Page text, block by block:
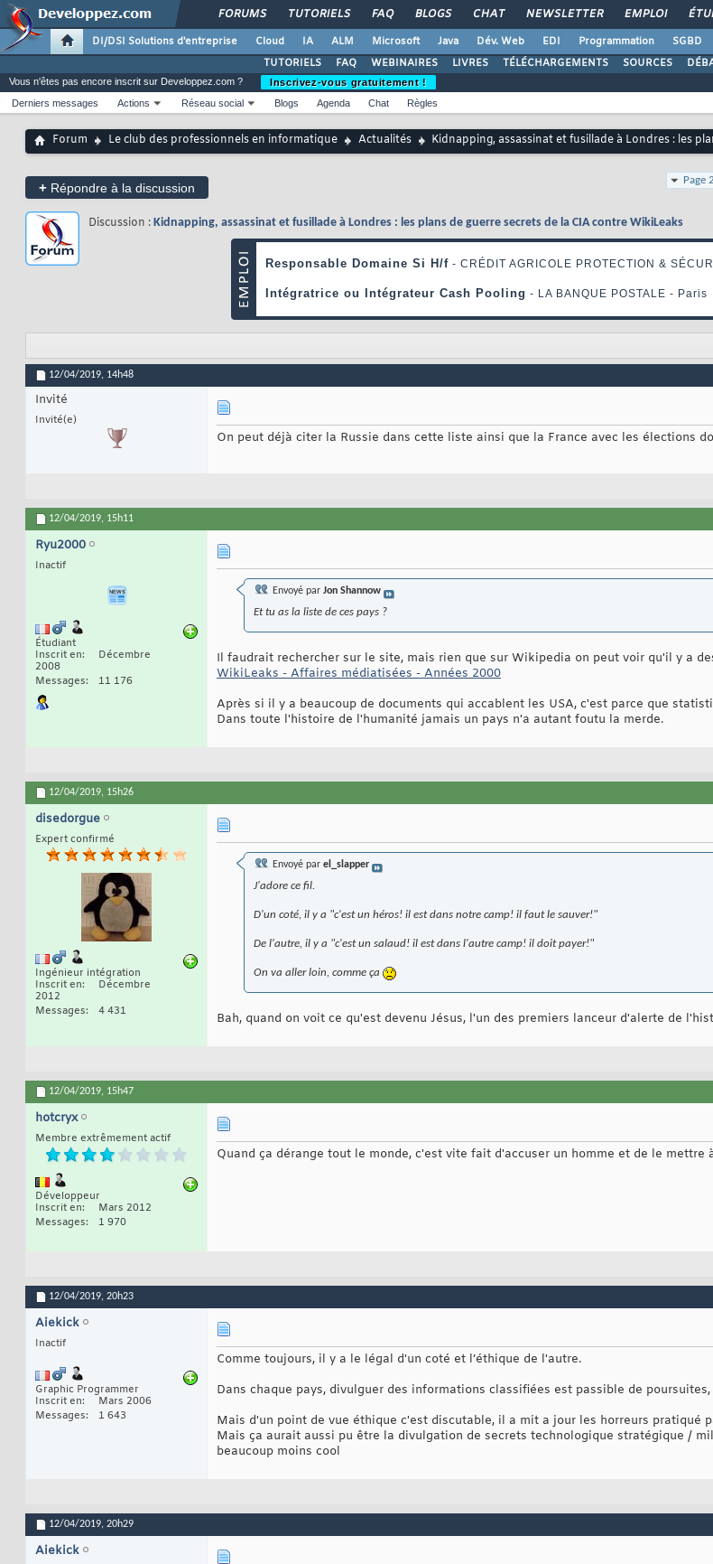
FORUMS TUTORIELS FAQ BLOGS CHAT NEWSLETTER EMPLOI
DI/DSI Solutions d'entreprise Cloud IA ALM Microsoft Java Dév. Web EDI Programmation SGBD
TUTORIELS
FAQ WEBINAIRES LIVRES TÉLÉCHARGEMENTS SOURCES
Vous n'êtes pas encore inscrit sur Developpez.com ?
Inscrivez-vous gratuitement !
Derniers messages
Actions Réseau social Blogs Agenda Chat Règles
Forum Le club des professionnels en informatique Actualités Kidnapping, assassinat et fusillade à Londres : les
+ Répondre à la discussion
Page
Discussion : Kidnapping, assassinat et fusillade à Londres : les plans de guerre secrets de la CIA contre WikiLeaks
12/04/2019, 14h48
Invité
Invité(e)
On peut déjà citer la Russie dans cette liste ainsi que la France avec les élections
12/04/2019, 15h11
Ryu2000
Inactif
Étudiant
Inscrit en
Décembre
2008
Messages
11 176
Envoyé par Jon Shannow
Et tu as la liste de ces pays ?
Il faudrait rechercher sur le site, mais rien que sur Wikipedia on peut voir qu'il y a
WikiLeaks - Affaires médiatisées - Années 2000
Après si il y a beaucoup de documents qui accablent les USA, c'est parce que
Dans toute l'histoire de l'humanité jamais un pays n'a autant foutu la merde.
12/04/2019, 15h26
disedorgue
Expert confirmé
Ingénieur intégration
Inscrit en
Décembre
2012
Messages
4 431
Envoyé par el_slapper
J'adore ce fil.
D'un coté, il y a "c'est un héros! il est dans notre camp! il faut le sauver!"
De l'autre, il y a "c'est un salaud! il est dans l'autre camp! il doit payer!"
On va aller loin, comme ça
Bah, quand on voit ce qu'est devenu Jésus, l'un des premiers lanceur d'alerte de
12/04/2019, 15h47
hotcryx
Membre extrêmement actif
Développeur
Inscrit en
Mars 2012
Messages
1 970
Quand ça dérange tout le monde, c'est vite fait d'accuser un homme et de le mettre
12/04/2019, 20h23
Aiekick
Inactif
Graphic Programmer
Inscrit en
Mars 2006
Messages
1 643
Comme toujours, il y a le légal d'un coté et l’éthique de l'autre.
Dans chaque pays, divulguer des informations classifiées est passible de
Mais d'un point de vue éthique c'est discutable, il a mit a jour les horreurs pratiqué
Mais ça aurait aussi pu être la divulgation de secrets technologique stratégique /
beaucoup moins cool
12/04/2019, 20h29
Aiekick